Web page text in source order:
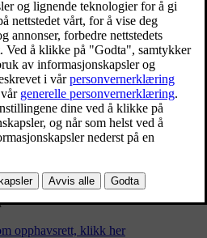
S90 interior
opphavsrett, klikk her